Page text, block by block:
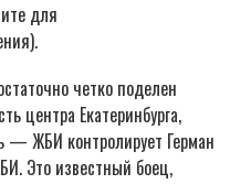
для
четко поделен
центра Екатеринбурга,
— ЖБИ контролирует Герман
Это известный боец,